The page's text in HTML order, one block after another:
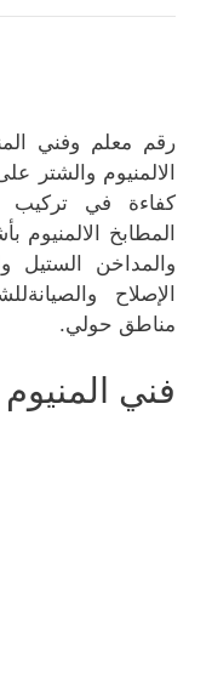
رقم معلم وفني
الالمنيوم والشتر
كفاءة في تركيب
المطابخ الالمنيوم
والمداخن الستيل
الإصلاح
مناطق حولي.
فني